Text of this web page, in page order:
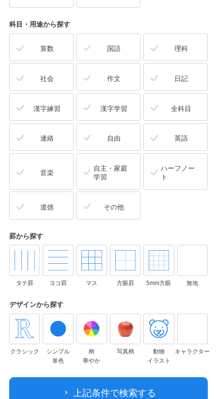
科目・用途から探す
算数 国語 理科
社会 作文 日記
漢字練習 漢字学習 全科目
連絡 自由 英語
音楽
自主・家庭
学習
ハーフノー
ト
道徳 その他
罫から探す
タテ罫 ヨコ罫 マス 方眼罫 5mm方眼 無地
デザインから探す
クラシック
シンプル
単色
柄
華やか
写真柄
動物
イラスト
キャラクター
上記条件で検索する